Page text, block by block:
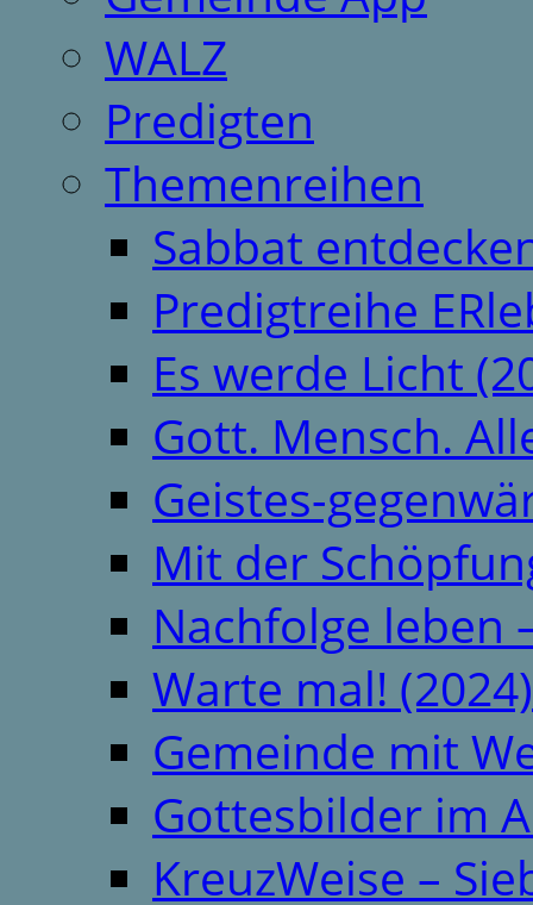
WALZ
Predigten
Themenreihen
Sabbat
Predigtreihe
Es werde Licht
Gott. Mensch.
Geistes-
Mit der
Nachfolge leben
Warte mal! (2024)
Gemeinde mit
Gottesbilder im
KreuzWeise –